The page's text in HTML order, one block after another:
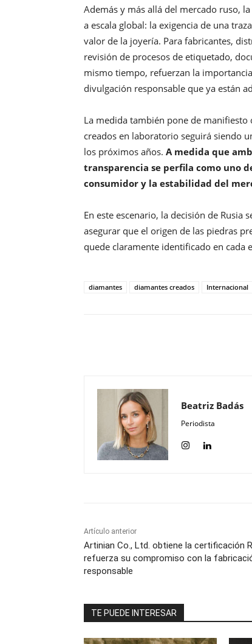
Además y más allá del mercado ruso,
a escala global: la exigencia de una
valor de la joyería. Para fabricantes,
revisión de procesos de etiquetado,
mismo tiempo, refuerzan la
divulgación responsable que ya están
La medida también pone de
creados en laboratorio seguirá siendo
los próximos años. A medida que
transparencia se perfila como uno
consumidor y la estabilidad del
En este escenario, la decisión de
asegurar que el origen de las piedras
quede claramente identificado en cada
diamantes diamantes creados Internacional
Beatriz Badás
Periodista
Artículo anterior
Artinian Co., Ltd. obtiene la certificación
refuerza su compromiso con la
responsable
TE PUEDE INTERESAR